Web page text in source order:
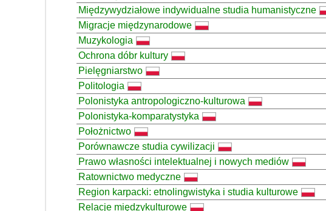
Międzywydziałowe indywidualne studia humanistyczne
Migracje międzynarodowe
Muzykologia
Ochrona dóbr kultury
Pielęgniarstwo
Politologia
Polonistyka antropologiczno-kulturowa
Polonistyka-komparatystyka
Położnictwo
Porównawcze studia cywilizacji
Prawo własności intelektualnej i nowych mediów
Ratownictwo medyczne
Region karpacki: etnolingwistyka i studia kulturowe
Relacje międzykulturowe